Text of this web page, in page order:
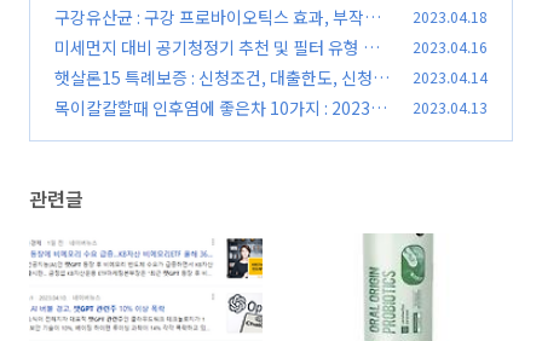
구강유산균 : 구강 프로바이오틱스 효과, 부작용,
추천 3선 (0)
2023.04.18
미세먼지 대비 공기청정기 추천 및 필터 유형 정
리
(0)
2023.04.16
햇살론15 특례보증 : 신청조건, 대출한도, 신청방
법 (0)
2023.04.14
목이칼칼할때 인후염에 좋은차 10가지 : 2023년
2023.04.13
관련글